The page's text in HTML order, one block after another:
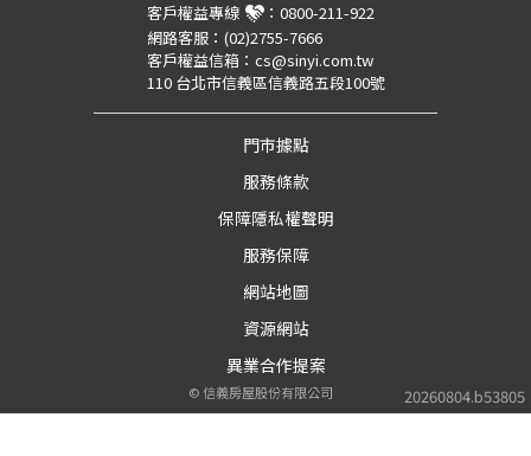
20260804.b53805
客戶權益專線 ： 0800-211-922
網路客服： (02)2755-7666
客戶權益信箱： cs@sinyi.com.tw
110 台北市信義區信義路五段100號
門市據點
服務條款
保障隱私權聲明
服務保障
網站地圖
資源網站
異業合作提案
©信義房屋股份有限公司